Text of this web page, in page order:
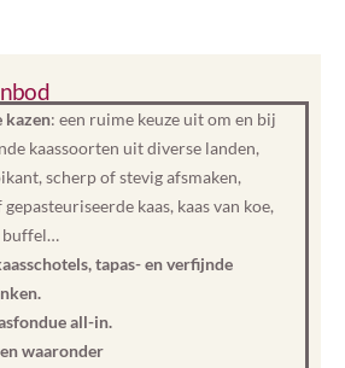
kazen: een ruime keuze uit om en bij
kaassoorten uit diverse landen,
scherp of stevig afsmaken,
kaas, kaas van koe,
buffel…
tapas- en verfijnde
all-in.
waaronder